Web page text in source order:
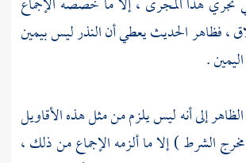
، فظاهر الحديث يعطي أن النذر ليس بيمين
.
إلى أنه ليس يلزم من مثل هذه الأقاويل
الشرط ) إلا ما ألزمه الإجماع من ذلك ،